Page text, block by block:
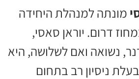
מונתה למנהלת היחידה
דרום. יוראן סאסי,
נשואה ואם לשלושה, היא
ניסיון רב בתחום